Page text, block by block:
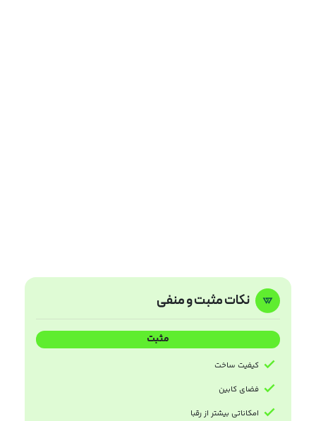
نکات مثبت و منفی
مثبت
کیفیت ساخت
فضای کابین
امکاناتی بیشتر از رقبا